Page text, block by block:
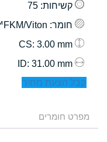
קשיחות: 75
חומר: FKM/Viton™
: 3.00 mm
: 31.00 mm
קבל הצעת מחיר
מפרט חומרים